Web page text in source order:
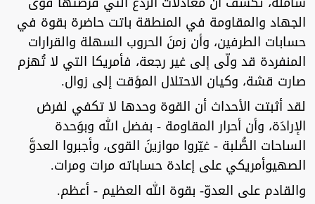
الجهاد والمقاومة في المنطقة باتت حاضرة بقوة في
حسابات الطرفين، وأن زمنَ الحروب السهلة والقرارات
المنفردة قد ولّى إلى غير رجعة، فأمريكا التي لا تُهزم
صارت قشة، وكيان الاحتلال المؤقت إلى زوال.
لقد أثبتت الأحداث أن القوة وحدها لا تكفي لفرض
الإرادَة، وأن أحرار المقاومة - بفضل الله وبوَحدة
الساحات الصُّلبة - غيّروا موازينَ القوى، وأجبروا العدوَّ
الصهيوأمريكي على إعادة حساباته مرات ومرات.
والقادم على العدوّ- بقوة الله العظيم - أعظم.